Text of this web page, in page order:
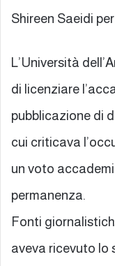
Shireen Saeidi
L’Università
di licenziare
pubblicazione di
cui criticava
un voto
permanenza.
Fonti
aveva ricevuto lo